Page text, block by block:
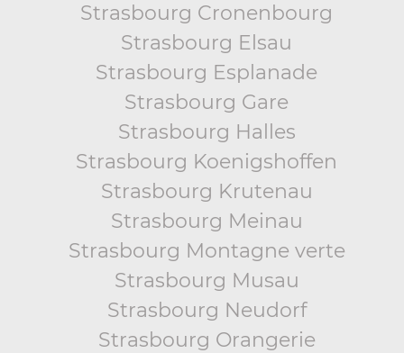
Strasbourg Cronenbourg
Strasbourg Elsau
Strasbourg Esplanade
Strasbourg Gare
Strasbourg Halles
Strasbourg Koenigshoffen
Strasbourg Krutenau
Strasbourg Meinau
Strasbourg Montagne verte
Strasbourg Musau
Strasbourg Neudorf
Strasbourg Orangerie